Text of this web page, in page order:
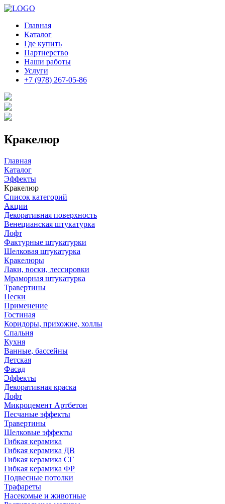
Главная
Каталог
Где купить
Партнерство
Наши работы
Услуги
+7 (978) 267-05-86
Кракелюр
Главная
Каталог
Эффекты
Кракелюр
Список категорий
Акции
Декоративная поверхность
Венецианская штукатурка
Лофт
Фактурные штукатурки
Шелковая штукатурка
Кракелюры
Лаки, воски, лессировки
Мраморная штукатурка
Травертины
Пески
Применение
Гостиная
Коридоры, прихожие, холлы
Спальня
Кухня
Ванные, бассейны
Детская
Фасад
Эффекты
Декоративная краска
Лофт
Микроцемент Артбетон
Песчаные эффекты
Травертины
Шелковые эффекты
Гибкая керамика
Гибкая керамика ДВ
Гибкая керамика СГ
Гибкая керамика ФР
Подвесные потолки
Трафареты
Насекомые и животные